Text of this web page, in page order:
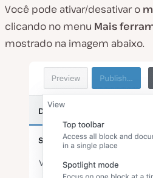
Você pode ativar/desativar o
clicando no menu Mais
mostrado na imagem abaixo.